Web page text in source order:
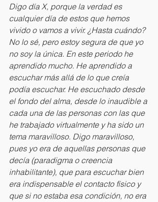
Digo día X, porque la verdad es
cualquier día de estos que hemos
vivido o vamos a vivir. ¿Hasta cuándo?
No lo sé, pero estoy segura de que yo
no soy la única. En este periodo he
aprendido mucho. He aprendido a
escuchar más allá de lo que creía
podía escuchar. He escuchado desde
el fondo del alma, desde lo inaudible a
cada una de las personas con las que
he trabajado virtualmente y ha sido un
tema maravilloso. Digo maravilloso,
pues yo era de aquellas personas que
decía (paradigma o creencia
inhabilitante), que para escuchar bien
era indispensable el contacto físico y
que si no estaba esa condición, no era